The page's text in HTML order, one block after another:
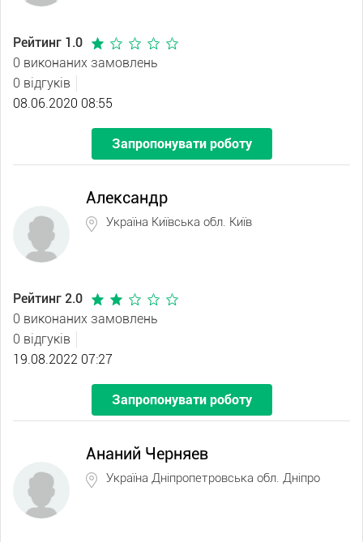
Рейтинг 1.0
0 виконаних замовлень
0 відгуків
08.06.2020 08:55
Запропонувати роботу
Александр
Україна Київська обл. Київ
Рейтинг 2.0
0 виконаних замовлень
0 відгуків
19.08.2022 07:27
Запропонувати роботу
Ананий Черняев
Україна Дніпропетровська обл. Дніпро